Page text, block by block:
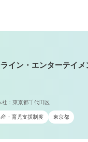
イン・エンターテイ
：東京都千代田区
産・育児支援制度 東京都